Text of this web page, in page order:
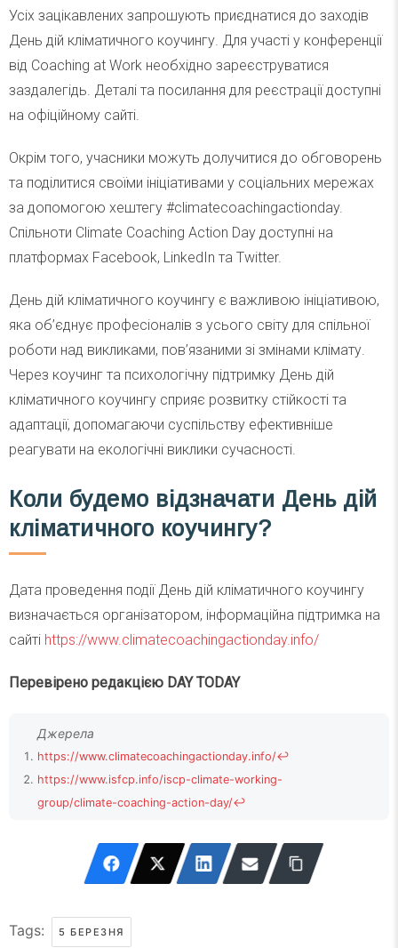
Усіх зацікавлених запрошують приєднатися до заходів
День дій кліматичного коучингу. Для участі у конференції
від Coaching at Work необхідно зареєструватися
заздалегідь. Деталі та посилання для реєстрації доступні
на офіційному сайті.
Окрім того, учасники можуть долучитися до обговорень
та поділитися своїми ініціативами у соціальних мережах
за допомогою хештегу #climatecoachingactionday.
Спільноти ​Climate Coaching Action Day доступні на
платформах Facebook, LinkedIn та Twitter.​
День дій кліматичного коучингу є важливою ініціативою,
яка об’єднує професіоналів з усього світу для спільної
роботи над викликами, пов’язаними зі змінами клімату.
Через коучинг та психологічну підтримку День дій
кліматичного коучингу сприяє розвитку стійкості та
адаптації, допомагаючи суспільству ефективніше
реагувати на екологічні виклики сучасності.
Коли будемо відзначати День дій
кліматичного коучингу?
Дата проведення події День дій кліматичного коучингу
визначається організатором, інформаційна підтримка на
сайті https://www.climatecoachingactionday.info/
Перевірено редакцією DAY TODAY
https://www.climatecoachingactionday.info/↩
https://www.isfcp.info/iscp-climate-working-
group/climate-coaching-action-day/↩
Tags: 5 БЕРЕЗНЯ